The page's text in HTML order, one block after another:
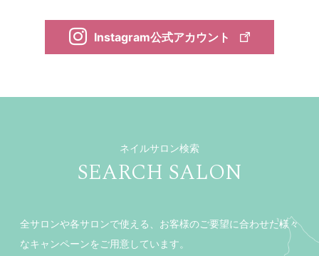
Instagram公式アカウント
ネイルサロン検索
SEARCH SALON
全サロンや各サロンで使える、お客様のご要望に合わせた様々
なキャンペーンをご用意しています。